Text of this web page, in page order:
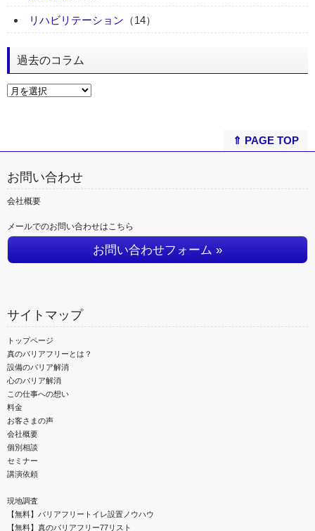
リハビリテーション （14）
過去のコラム
⇑ PAGE TOP
お問い合わせ
会社概要
メールでのお問い合わせはこちら
お問い合わせフォーム »
サイトマップ
トップページ
真のバリアフリーとは？
設備のバリア解消
心のバリア解消
この仕事への想い
料金
お客さまの声
会社概要
個別相談
セミナー
講演依頼
現地調査
【無料】バリアフリートイレ設置ノウハウ
【無料】真のバリアフリー77リスト